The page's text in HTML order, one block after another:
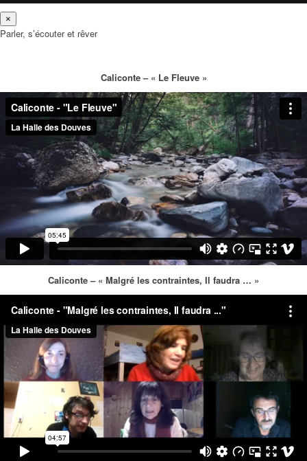
×
Parler, s’écouter et rêver
Caliconte – « Le Fleuve »
Caliconte – « Malgré les contraintes, Il faudra … »